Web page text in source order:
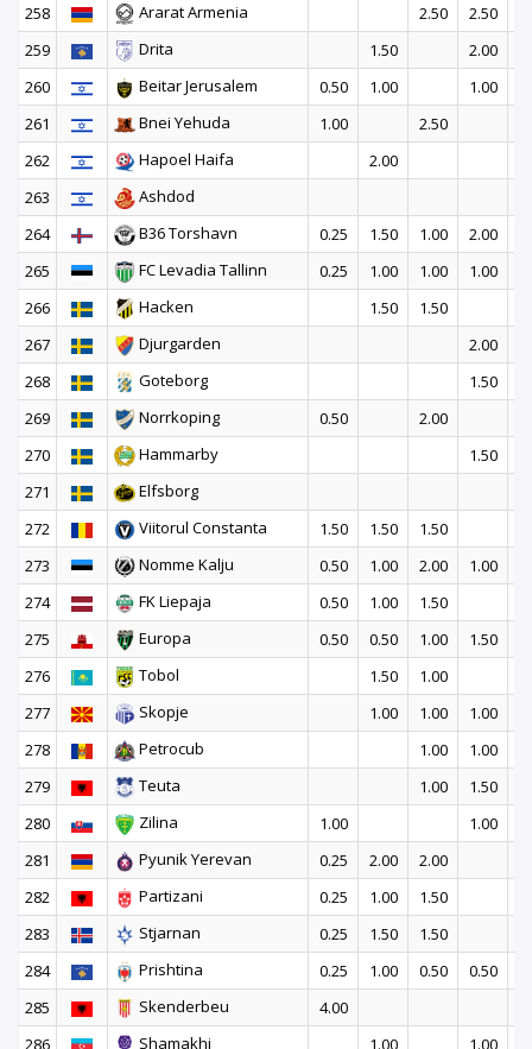
258
Ararat Armenia 2.50
2.50
259
Drita 1.50 2.00
260
Beitar Jerusalem 0.50 1.00
1.00
261
Bnei Yehuda 1.00
2.50
262
Hapoel Haifa
2.00
263
Ashdod
264
B36 Torshavn 0.25 1.50 1.00
2.00
265
FC Levadia Tallinn 0.25 1.00 1.00 1.00
266
Hacken 1.50 1.50
267
Djurgarden
2.00
268
Goteborg
1.50
269
Norrkoping 0.50
2.00
270
Hammarby 1.50
271
Elfsborg
272
Viitorul Constanta 1.50 1.50
1.50
273
Nomme Kalju 0.50 1.00 2.00
1.00
274
FK Liepaja 0.50 1.00 1.50
275
Europa 0.50 0.50 1.00 1.50
276
Tobol 1.50 1.00
277
Skopje 1.00 1.00 1.00
278
Petrocub 1.00 1.00
279
Teuta 1.00 1.50
280
Zilina 1.00 1.00
281
Pyunik Yerevan 0.25 2.00
2.00
282
Partizani 0.25 1.00 1.50
283
Stjarnan 0.25 1.50 1.50
284
Prishtina 0.25 1.00 0.50 0.50
285
Skenderbeu
4.00
286
Shamakhi 1.00 1.00